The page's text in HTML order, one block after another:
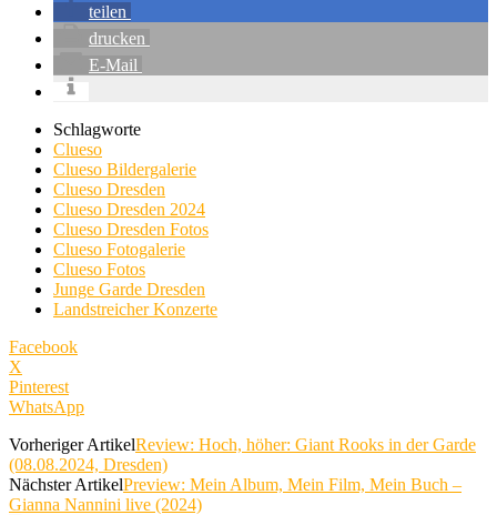
teilen
drucken
E-Mail
Schlagworte
Clueso
Clueso Bildergalerie
Clueso Dresden
Clueso Dresden 2024
Clueso Dresden Fotos
Clueso Fotogalerie
Clueso Fotos
Junge Garde Dresden
Landstreicher Konzerte
Facebook
X
Pinterest
WhatsApp
Vorheriger ArtikelReview: Hoch, höher: Giant Rooks in der Garde
(08.08.2024, Dresden)
Nächster ArtikelPreview: Mein Album, Mein Film, Mein Buch –
Gianna Nannini live (2024)